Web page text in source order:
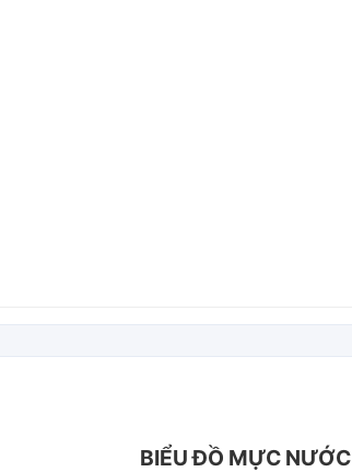
BIỂU ĐỒ MỰC NƯỚC